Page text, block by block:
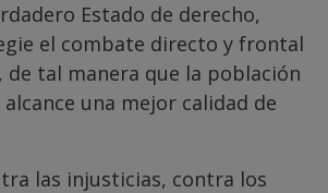
Estado de derecho,
el combate directo y frontal
de tal manera que la población
una mejor calidad de
las injusticias, contra los